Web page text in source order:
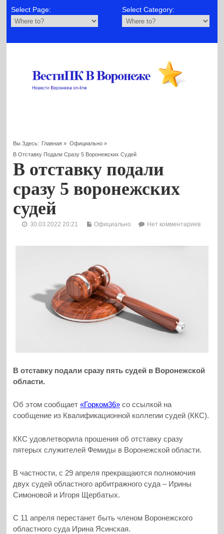
Select Page: Select Category:
Вы Здесь: Главная » Официально»
В Отставку Подали Сразу 5 Воронежских Судей
В отставку подали
сразу 5 воронежских
судей
30.03.2022 20:21 Официально Нет комментариев
В отставку подали сразу пять судей в Воронежской
области.
Об этом сообщает«Горком36» со ссылкой на
сообщение из Квалификационной коллегии судей (ККС).
ККС удовлетворила прошения об отставку сразу
пятерых служителей Фемиды в Воронежской области.
В частности, с 29 апреля прекращаются полномочия
двух судей областного арбитражного суда – Ирины
Симоновой и Игоря Щербатых.
С 11 апреля перестанет быть членом Воронежского
областного суда Ирина Ясинская.